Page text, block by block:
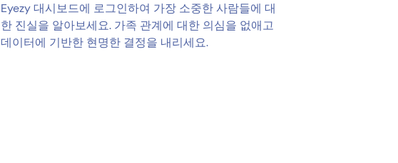
Eyezy 대시보드에 로그인하여 가장 소중한 사람들에 대
한 진실을 알아보세요. 가족 관계에 대한 의심을 없애고
데이터에 기반한 현명한 결정을 내리세요.